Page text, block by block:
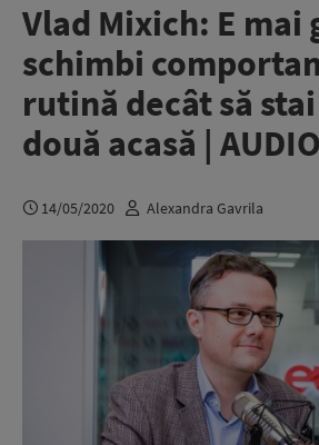
Vlad Mixich: E mai
schimbi
rutină decât să
două acasă | AUDIO
14/05/2020 Alexandra Gavrila